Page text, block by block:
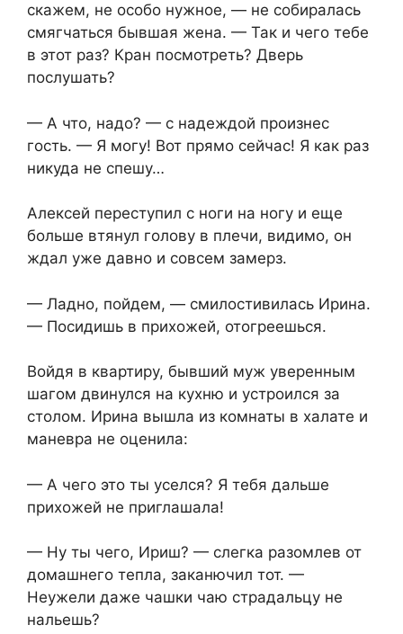
скажем, не особо нужное, — не собиралась
смягчаться бывшая жена. — Так и чего тебе
в этот раз? Кран посмотреть? Дверь
послушать?
— А что, надо? — с надеждой произнес
гость. — Я могу! Вот прямо сейчас! Я как раз
никуда не спешу…
Алексей переступил с ноги на ногу и еще
больше втянул голову в плечи, видимо, он
ждал уже давно и совсем замерз.
— Ладно, пойдем, — смилостивилась Ирина.
— Посидишь в прихожей, отогреешься.
Войдя в квартиру, бывший муж уверенным
шагом двинулся на кухню и устроился за
столом. Ирина вышла из комнаты в халате и
маневра не оценила:
— А чего это ты уселся? Я тебя дальше
прихожей не приглашала!
— Ну ты чего, Ириш? — слегка разомлев от
домашнего тепла, заканючил тот. —
Неужели даже чашки чаю страдальцу не
нальешь?